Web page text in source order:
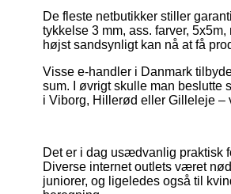
De fleste netbutikker stiller
tykkelse 3 mm, ass. farver,
højst sandsynligt kan nå at få
Visse e-handler i Danmark
sum. I øvrigt skulle man beslutte
i Viborg, Hillerød eller Gilleleje –
Det er i dag usædvanlig praktisk
Diverse internet outlets været
juniorer, og ligeledes også til